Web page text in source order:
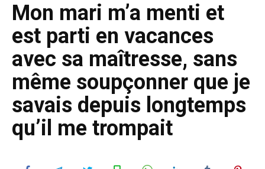
Mon mari m’a menti et
est parti en vacances
avec sa maîtresse, sans
même soupçonner que je
savais depuis longtemps
qu’il me trompait